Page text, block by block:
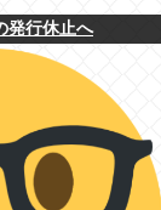
発行休止へ